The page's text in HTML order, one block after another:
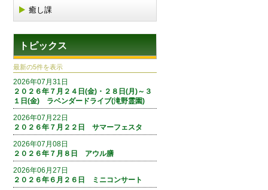
癒し課
トピックス
最新の5件を表示
2026年07月31日
２０２６年７月２４日(金)・２８日(月)～３
１日(金) ラベンダードライブ(滝野霊園)
2026年07月22日
２０２６年７月２２日 サマーフェスタ
2026年07月08日
２０２６年７月８日 アウル膳
2026年06月27日
２０２６年６月２６日 ミニコンサート